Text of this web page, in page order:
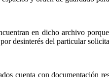
en dicho archivo
desinterés del particular
cuenta con documentación